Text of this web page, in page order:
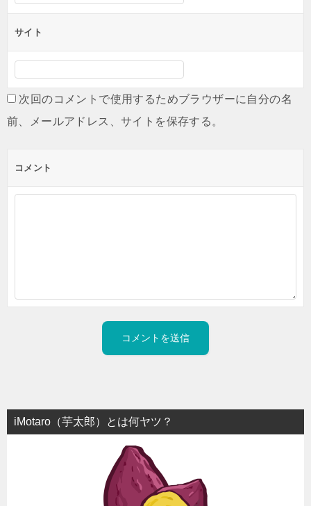
サイト
次回のコメントで使用するためブラウザーに自分の名
前、メールアドレス、サイトを保存する。
コメント
iMotaro（芋太郎）とは何ヤツ？